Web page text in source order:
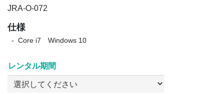
JRA-O-072
仕様
Core i7 Windows 10
レンタル期間